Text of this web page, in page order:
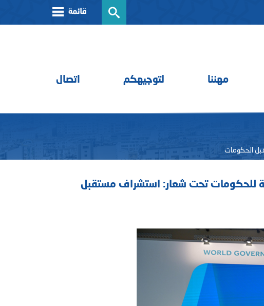
مهننا لتوجيهكم اتصال
الحكومات
للحكومات تحت شعار: استشراف مستقبل